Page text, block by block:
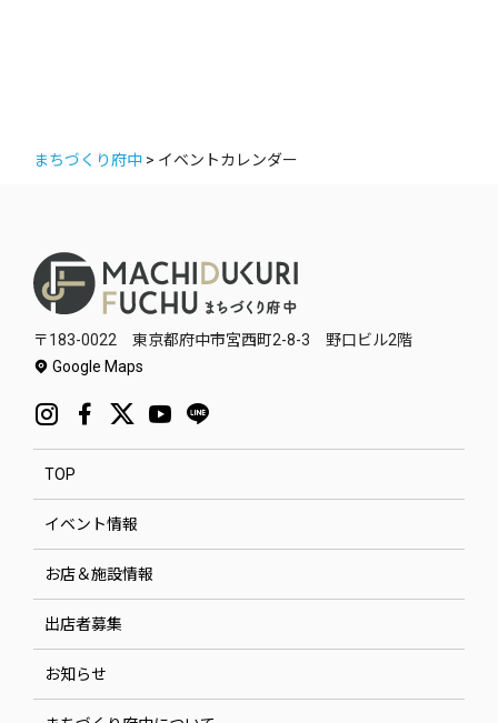
まちづくり府中 > イベントカレンダー
〒183-0022 東京都府中市宮西町2-8-3 野口ビル2階
Google Maps
TOP
イベント情報
お店＆施設情報
出店者募集
お知らせ